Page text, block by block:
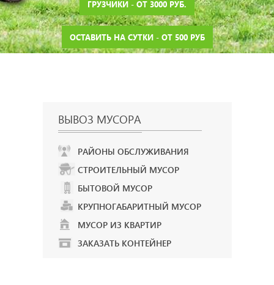
ГРУЗЧИКИ - ОТ 3000 РУБ.
ОСТАВИТЬ НА СУТКИ - ОТ 500 РУБ
ВЫВОЗ МУСОРА
РАЙОНЫ ОБСЛУЖИВАНИЯ
СТРОИТЕЛЬНЫЙ МУСОР
БЫТОВОЙ МУСОР
КРУПНОГАБАРИТНЫЙ МУСОР
МУСОР ИЗ КВАРТИР
ЗАКАЗАТЬ КОНТЕЙНЕР